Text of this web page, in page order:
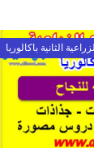
الثانية باكالوريا